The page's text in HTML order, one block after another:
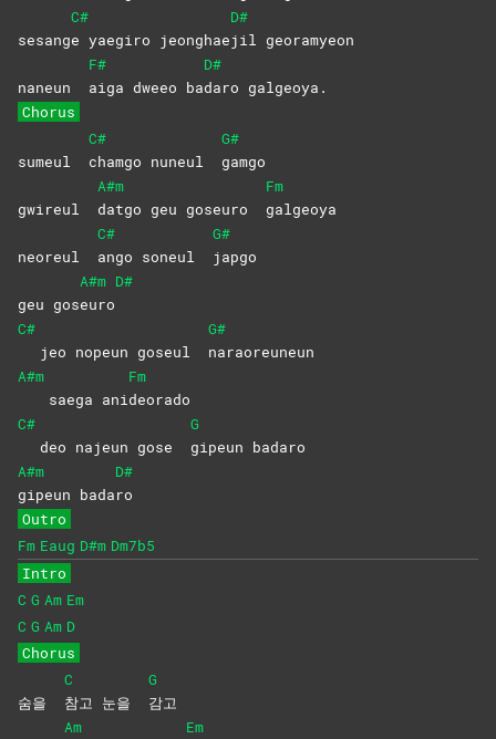
sesang
C#
e yaegiro jeonghae
D#
jil georamyeon
naneun
F#
aiga dweeo ba
D#
daro galgeoya.
Chorus
sumeul
C#
chamgo nuneul
G#
gamgo
gwireul
A#m
datgo geu goseuro
Fm
galgeoya
neoreul
C#
ango soneul
G#
japgo
geu gos
A#m
euro
D#
C#
jeo nopeun goseul
G#
naraoreuneun
A#m
saega ani
Fm
deorado
C#
deo najeun gose
G
gipeun badaro
A#m
gipeun bada
D#
ro
Outro
Fm Eaug D#m Dm7b5
Intro
C G Am Em
C G Am D
Chorus
숨을
C
참고 눈을
G
감고
Am
Em